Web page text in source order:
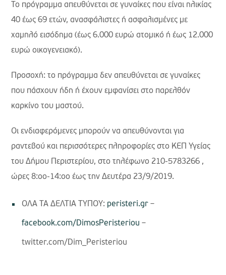
Το πρόγραμμα απευθύνεται σε γυναίκες που είναι ηλικίας
40 έως 69 ετών, ανασφάλιστες ή ασφαλισμένες με
χαμηλό εισόδημα (έως 6.000 ευρώ ατομικό ή έως 12.000
ευρώ οικογενειακό).
Προσοχή: το πρόγραμμα δεν απευθύνεται σε γυναίκες
που πάσχουν ήδη ή έχουν εμφανίσει στο παρελθόν
καρκίνο του μαστού.
Οι ενδιαφερόμενες μπορούν να απευθύνονται για
ραντεβού και περισσότερες πληροφορίες στο ΚΕΠ Υγείας
του Δήμου Περιστερίου, στο τηλέφωνο 210-5783266 ,
ώρες 8:οο-14:οο έως την Δευτέρα 23/9/2019.
ΟΛΑ ΤΑ ΔΕΛΤΙΑ ΤΥΠΟΥ: peristeri.gr –
facebook.com/DimosPeristeriou –
twitter.com/Dim_Peristeriou